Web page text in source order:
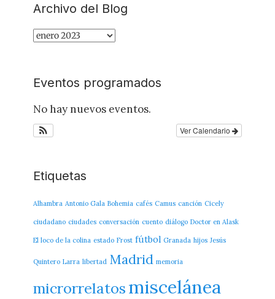
Archivo del Blog
Archivo
Eventos programados
No hay nuevos eventos.
Ver Calendario
Etiquetas
Alhambra Antonio Gala Bohemia cafés Camus canción Cicely
ciudadano ciudades conversación cuento diálogo Doctor en Alask
El loco de la colina estado Frost fútbol Granada hijos Jesús
Quintero Larra libertad Madrid memoria
microrrelatos miscelánea